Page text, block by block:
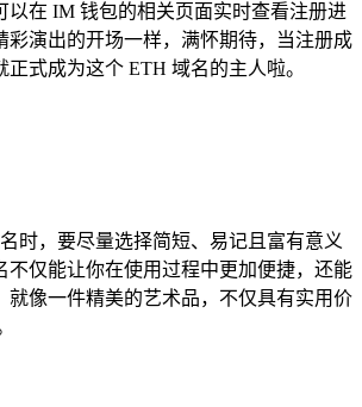
以在 IM 钱包的相关页面实时查看注册进
彩演出的开场一样，满怀期待，当注册成
式成为这个 ETH 域名的主人啦。
时，要尽量选择简短、易记且富有意义
不仅能让你在使用过程中更加便捷，还能
就像一件精美的艺术品，不仅具有实用价